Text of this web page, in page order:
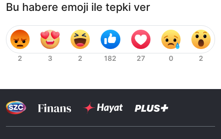
Bu habere emoji ile tepki ver